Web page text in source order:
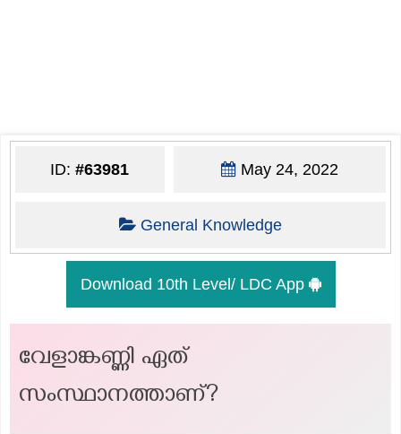
ID:#63981 May 24, 2022
General Knowledge
Download 10th Level/ LDC App
വേളാങ്കണ്ണി ഏത്
സംസ്ഥാനത്താണ്?